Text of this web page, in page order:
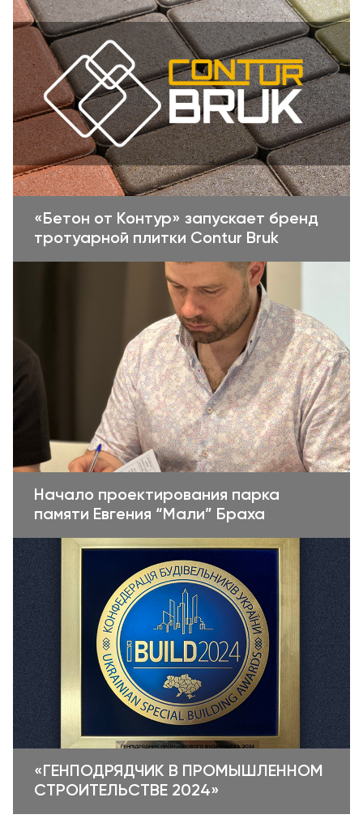
«Бетон от Контур» запускает бренд
тротуарной плитки Contur Bruk
Начало проектирования парка
памяти Евгения “Мали” Браха
«ГЕНПОДРЯДЧИК В ПРОМЫШЛЕННОМ
СТРОИТЕЛЬСТВЕ 2024»